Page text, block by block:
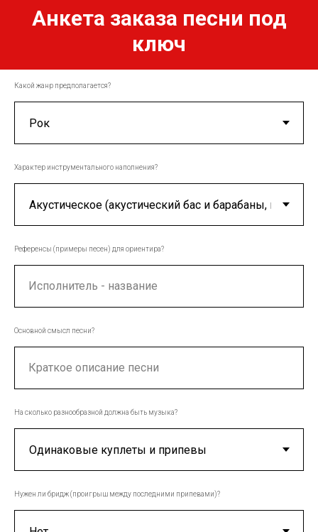
Анкета заказа песни под
ключ
Какой жанр предполагается?
Характер инструментального наполнения?
Референсы (примеры песен) для ориентира?
Исполнитель - название
Основной смысл песни?
Краткое описание песни
На сколько разнообразной должна быть музыка?
Нужен ли бридж (проигрыш между последними припевами)?